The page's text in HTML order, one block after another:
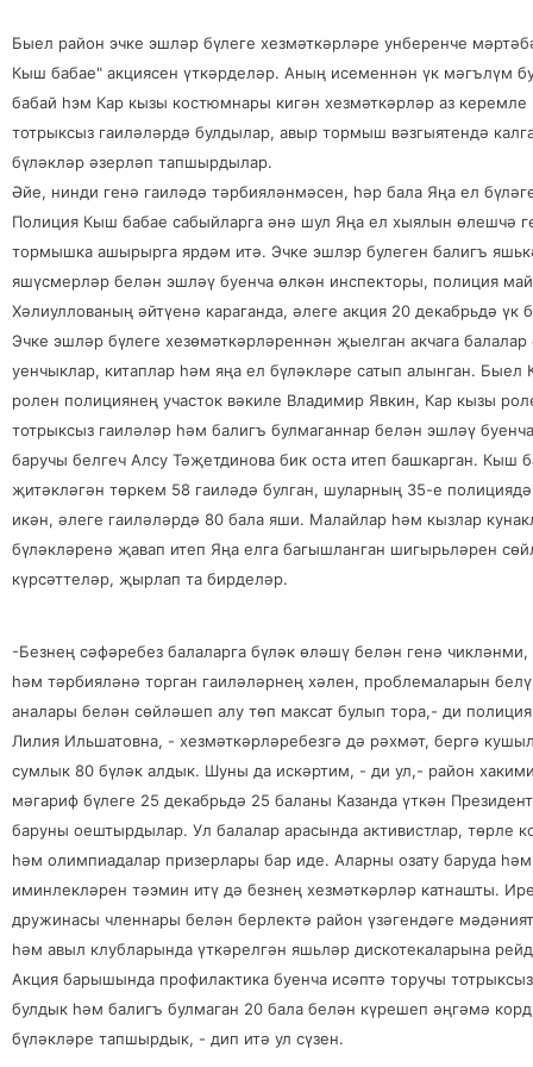
Быел район эчке эшләр бүлеге хезмәткәрләре унберенче
Кыш бабае" акциясен үткәрделәр. Аның исеменнән үк мәгълүм
бабай һэм Кар кызы костюмнары кигән хезмәткәрләр аз
тотрыксыз гаиләләрдә булдылар, авыр тормыш вәзгыятендә
бүләкләр әзерләп тапшырдылар.
Әйе, нинди генә гаиләдә тәрбияләнмәсен, һәр бала Яңа ел
Полиция Кыш бабае сабыйларга әнә шул Яңа ел хыялын өлешчә
тормышка ашырырга ярдәм итә. Эчке эшлэр булеген балигъ
яшүсмерләр белән эшләү буенча өлкән инспекторы, полиция
Хәлиуллованың әйтүенә караганда, әлеге акция 20 декабрьдә үк
Эчке эшләр бүлеге хезөмәткәрләреннән җыелган акчага балалар
уенчыклар, китаплар һәм яңа ел бүләкләре сатып алынган. Быел
ролен полициянең участок вәкиле Владимир Явкин, Кар кызы
тотрыксыз гаиләләр һәм балигъ булмаганнар белән эшләү
баручы белгеч Алсу Тәҗетдинова бик оста итеп башкарган. Кыш
җитәкләгән төркем 58 гаиләдә булган, шуларның 35-е полициядә
икән, әлеге гаиләләрдә 80 бала яши. Малайлар һәм кызлар
бүләкләренә җавап итеп Яңа елга багышланган шигырьләрен
күрсәттеләр, җырлап та бирделәр.
-Безнең сәфәребез балаларга бүләк өләшү белән генә
һәм тәрбияләнә торган гаиләләрнең хәлен, проблемаларын
аналары белән сөйләшеп алу төп максат булып тора,- ди
Лилия Ильшатовна, - хезмәткәрләребезгә дә рәхмәт, бергә
сумлык 80 бүләк алдык. Шуны да искәртим, - ди ул,- район
мәгариф бүлеге 25 декабрьдә 25 баланы Казанда үткән
баруны оештырдылар. Ул балалар арасында активистлар, төрле
һәм олимпиадалар призерлары бар иде. Аларны озату баруда һәм
иминлекләрен тәэмин итү дә безнең хезмәткәрләр катнашты.
дружинасы членнары белән берлектә район үзәгендәге
һәм авыл клубларында үткәрелгән яшьләр дискотекаларына
Акция барышында профилактика буенча исәптә торучы
булдык һәм балигъ булмаган 20 бала белән күрешеп әңгәмә
бүләкләре тапшырдык, - дип итә ул сүзен.